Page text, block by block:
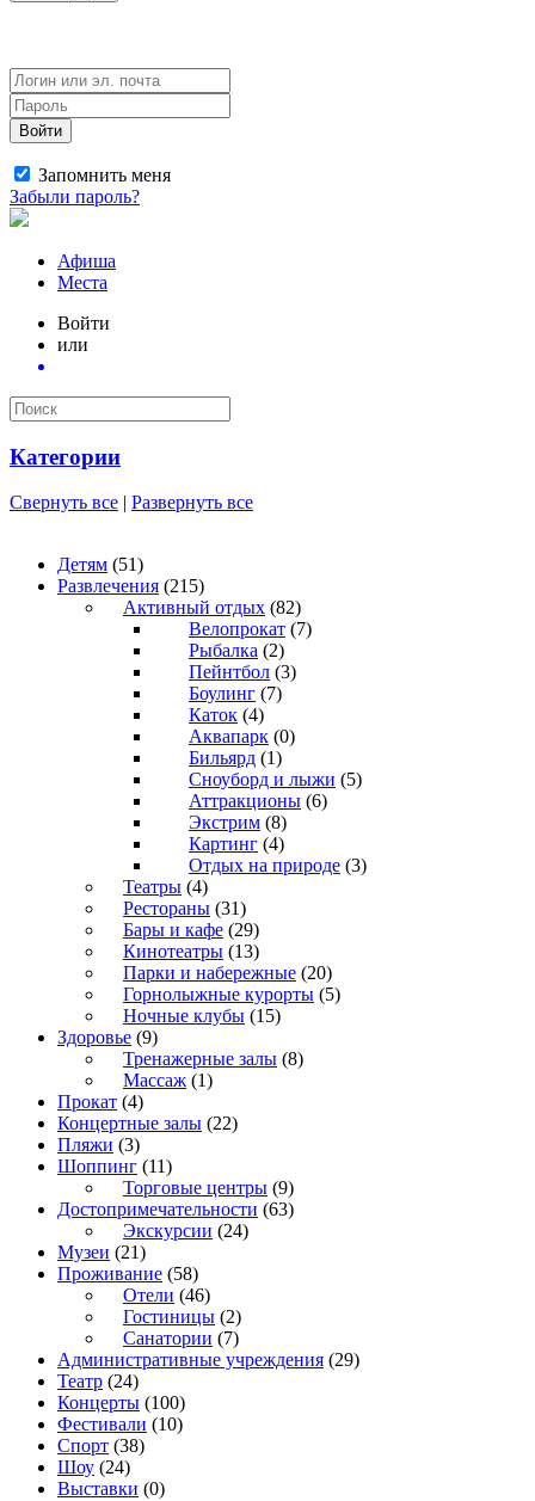
Войти
Запомнить меня
Забыли пароль?
Афиша
Места
Войти
или
Категории
Свернуть все | Развернуть все
Детям (51)
Развлечения (215)
Активный отдых (82)
Велопрокат (7)
Рыбалка (2)
Пейнтбол (3)
Боулинг (7)
Каток (4)
Аквапарк (0)
Бильярд (1)
Сноуборд и лыжи (5)
Аттракционы (6)
Экстрим (8)
Картинг (4)
Отдых на природе (3)
Театры (4)
Рестораны (31)
Бары и кафе (29)
Кинотеатры (13)
Парки и набережные (20)
Горнолыжные курорты (5)
Ночные клубы (15)
Здоровье (9)
Тренажерные залы (8)
Массаж (1)
Прокат (4)
Концертные залы (22)
Пляжи (3)
Шоппинг (11)
Торговые центры (9)
Достопримечательности (63)
Экскурсии (24)
Музеи (21)
Проживание (58)
Отели (46)
Гостиницы (2)
Санатории (7)
Административные учреждения (29)
Театр (24)
Концерты (100)
Фестивали (10)
Спорт (38)
Шоу (24)
Выставки (0)